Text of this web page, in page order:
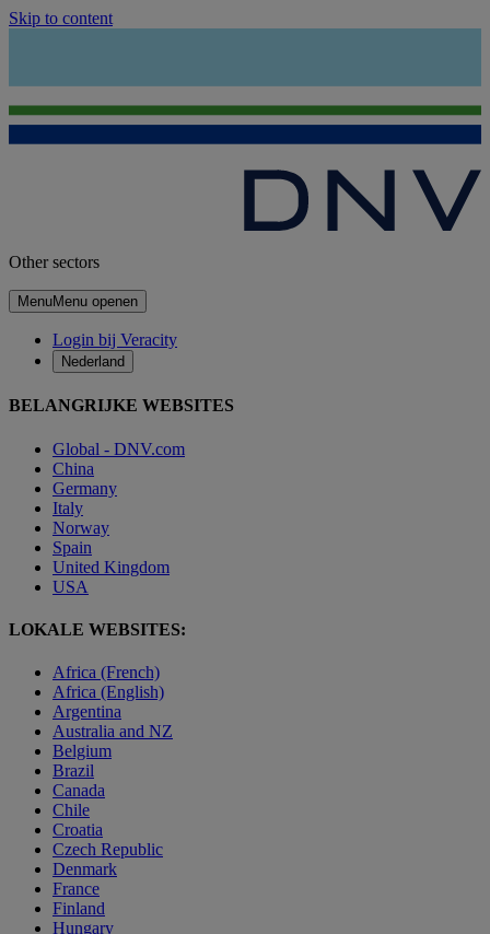
Skip to content
Other sectors
MenuMenu openen
Login bij Veracity
Nederland
BELANGRIJKE WEBSITES
Global - DNV.com
China
Germany
Italy
Norway
Spain
United Kingdom
USA
LOKALE WEBSITES:
Africa (French)
Africa (English)
Argentina
Australia and NZ
Belgium
Brazil
Canada
Chile
Croatia
Czech Republic
Denmark
France
Finland
Hungary